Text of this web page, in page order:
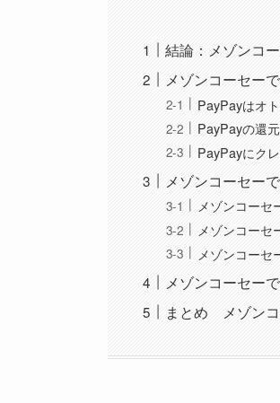
結論：メゾンコ
メゾンコーセー
PayPayはオ
PayPayの還
PayPayにク
メゾンコーセー
メゾンコーセ
メゾンコー
メゾンコーセ
メゾンコーセー
まとめ メゾン